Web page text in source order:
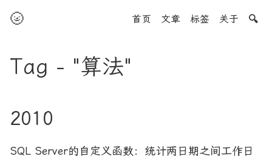
🌝 首页 文章 标签 关于 🔍
Tag - "算法"
2010
SQL Server的自定义函数：统计两日期之间工作日